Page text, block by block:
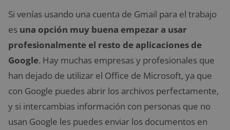
Si venías usando una cuenta de Gmail para el trabajo
es una opción muy buena empezar a usar
profesionalmente el resto de aplicaciones de
Google. Hay muchas empresas y profesionales que
han dejado de utilizar el Office de Microsoft, ya que
con Google puedes abrir los archivos perfectamente,
y si intercambias información con personas que no
usan Google les puedes enviar los documentos en